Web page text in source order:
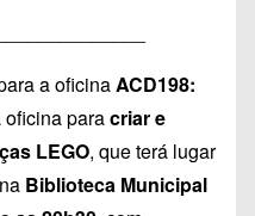
a oficinaACD198:
oficina paracriar e
LEGO, que terá lugar
Biblioteca Municipal